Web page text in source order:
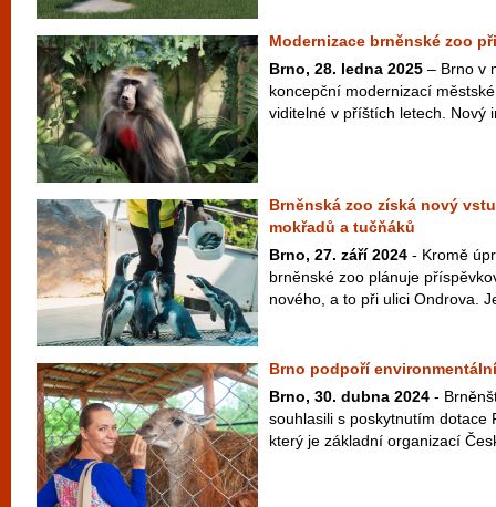
Modernizace brněnské zoo
Brno, 28. ledna 2025 – Brno v
koncepční modernizací
viditelné v příštích letech. Nový
Brněnská zoo získá nový
mokřadů a tučňáků
Brno, 27. září 2024 - Kromě
brněnské zoo plánuje
nového, a to při ulici Ondrova.
Brno podpoří
Brno, 30. dubna 2024 -
souhlasili s poskytnutím dotace
který je základní organizací